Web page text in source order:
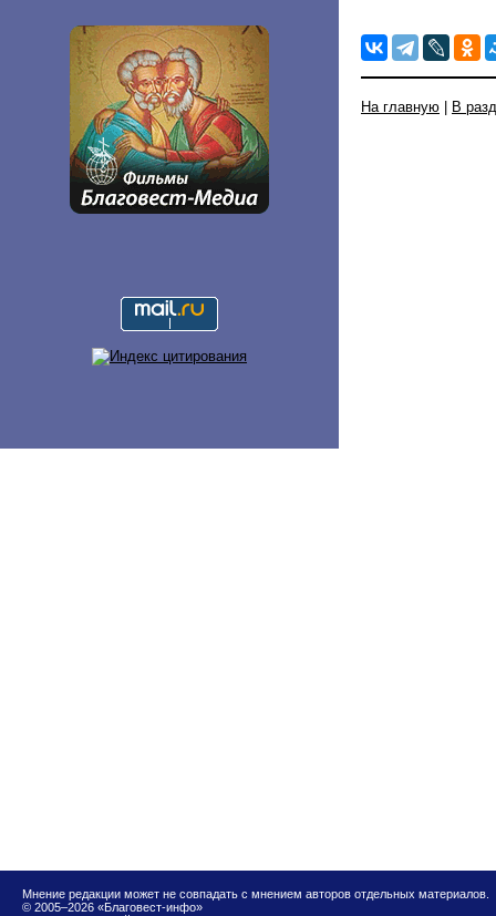
На главную | В
Мнение редакции может не совпадать с мнением авторов отдельных материалов.
© 2005–2026 «Благовест-инфо»